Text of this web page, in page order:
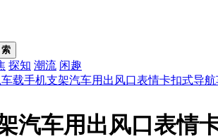
探知 潮流 闲趣
载手机支架汽车用出风口表情卡扣式导
汽车用出风口表情